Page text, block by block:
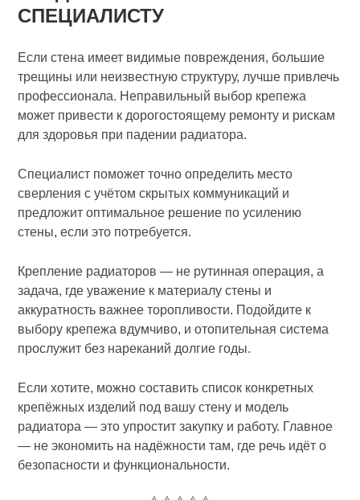
СПЕЦИАЛИСТУ
Если стена имеет видимые повреждения, большие
трещины или неизвестную структуру, лучше привлечь
профессионала. Неправильный выбор крепежа
может привести к дорогостоящему ремонту и рискам
для здоровья при падении радиатора.
Специалист поможет точно определить место
сверления с учётом скрытых коммуникаций и
предложит оптимальное решение по усилению
стены, если это потребуется.
Крепление радиаторов — не рутинная операция, а
задача, где уважение к материалу стены и
аккуратность важнее торопливости. Подойдите к
выбору крепежа вдумчиво, и отопительная система
прослужит без нареканий долгие годы.
Если хотите, можно составить список конкретных
крепёжных изделий под вашу стену и модель
радиатора — это упростит закупку и работу. Главное
— не экономить на надёжности там, где речь идёт о
безопасности и функциональности.